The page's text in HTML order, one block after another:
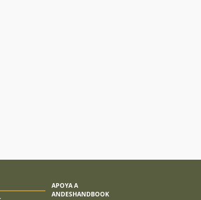
APOYA A
ANDESHANDBOOK